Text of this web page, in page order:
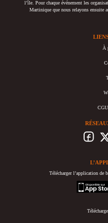
l’île. Pour chaque événement les
Martinique que nous relayons ensuite
À
Télécharger l’application de
appstore